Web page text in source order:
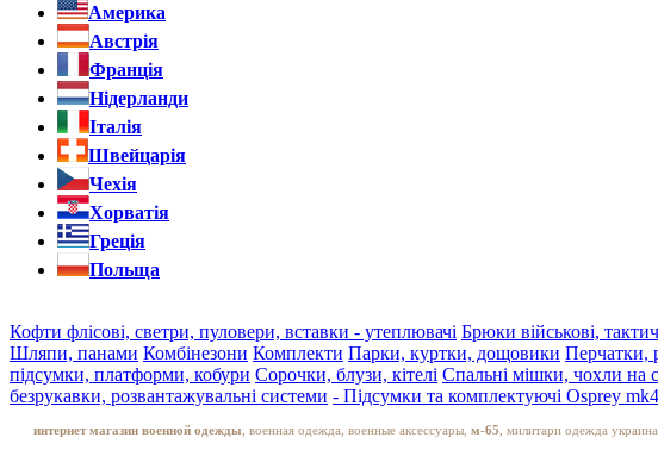
Америка
Австрія
Франція
Нідерланди
Італія
Швейцарія
Чехія
Хорватія
Греція
Польща
Кофти флісові, светри, пуловери, вставки - утеплювачі Брюки військові,
Шляпи, панами Комбінезони Комплекти Парки, куртки, дощовики Перчатки,
підсумки, платформи, кобури Сорочки, блузи, кітелі Спальні мішки, чохли на
безрукавки, розвантажувальні системи - Підсумки та комплектуючі Osprey
интернет магазин военной одежды , военная одежда, военные аксессуары, м-65 , милитари одежда украина,